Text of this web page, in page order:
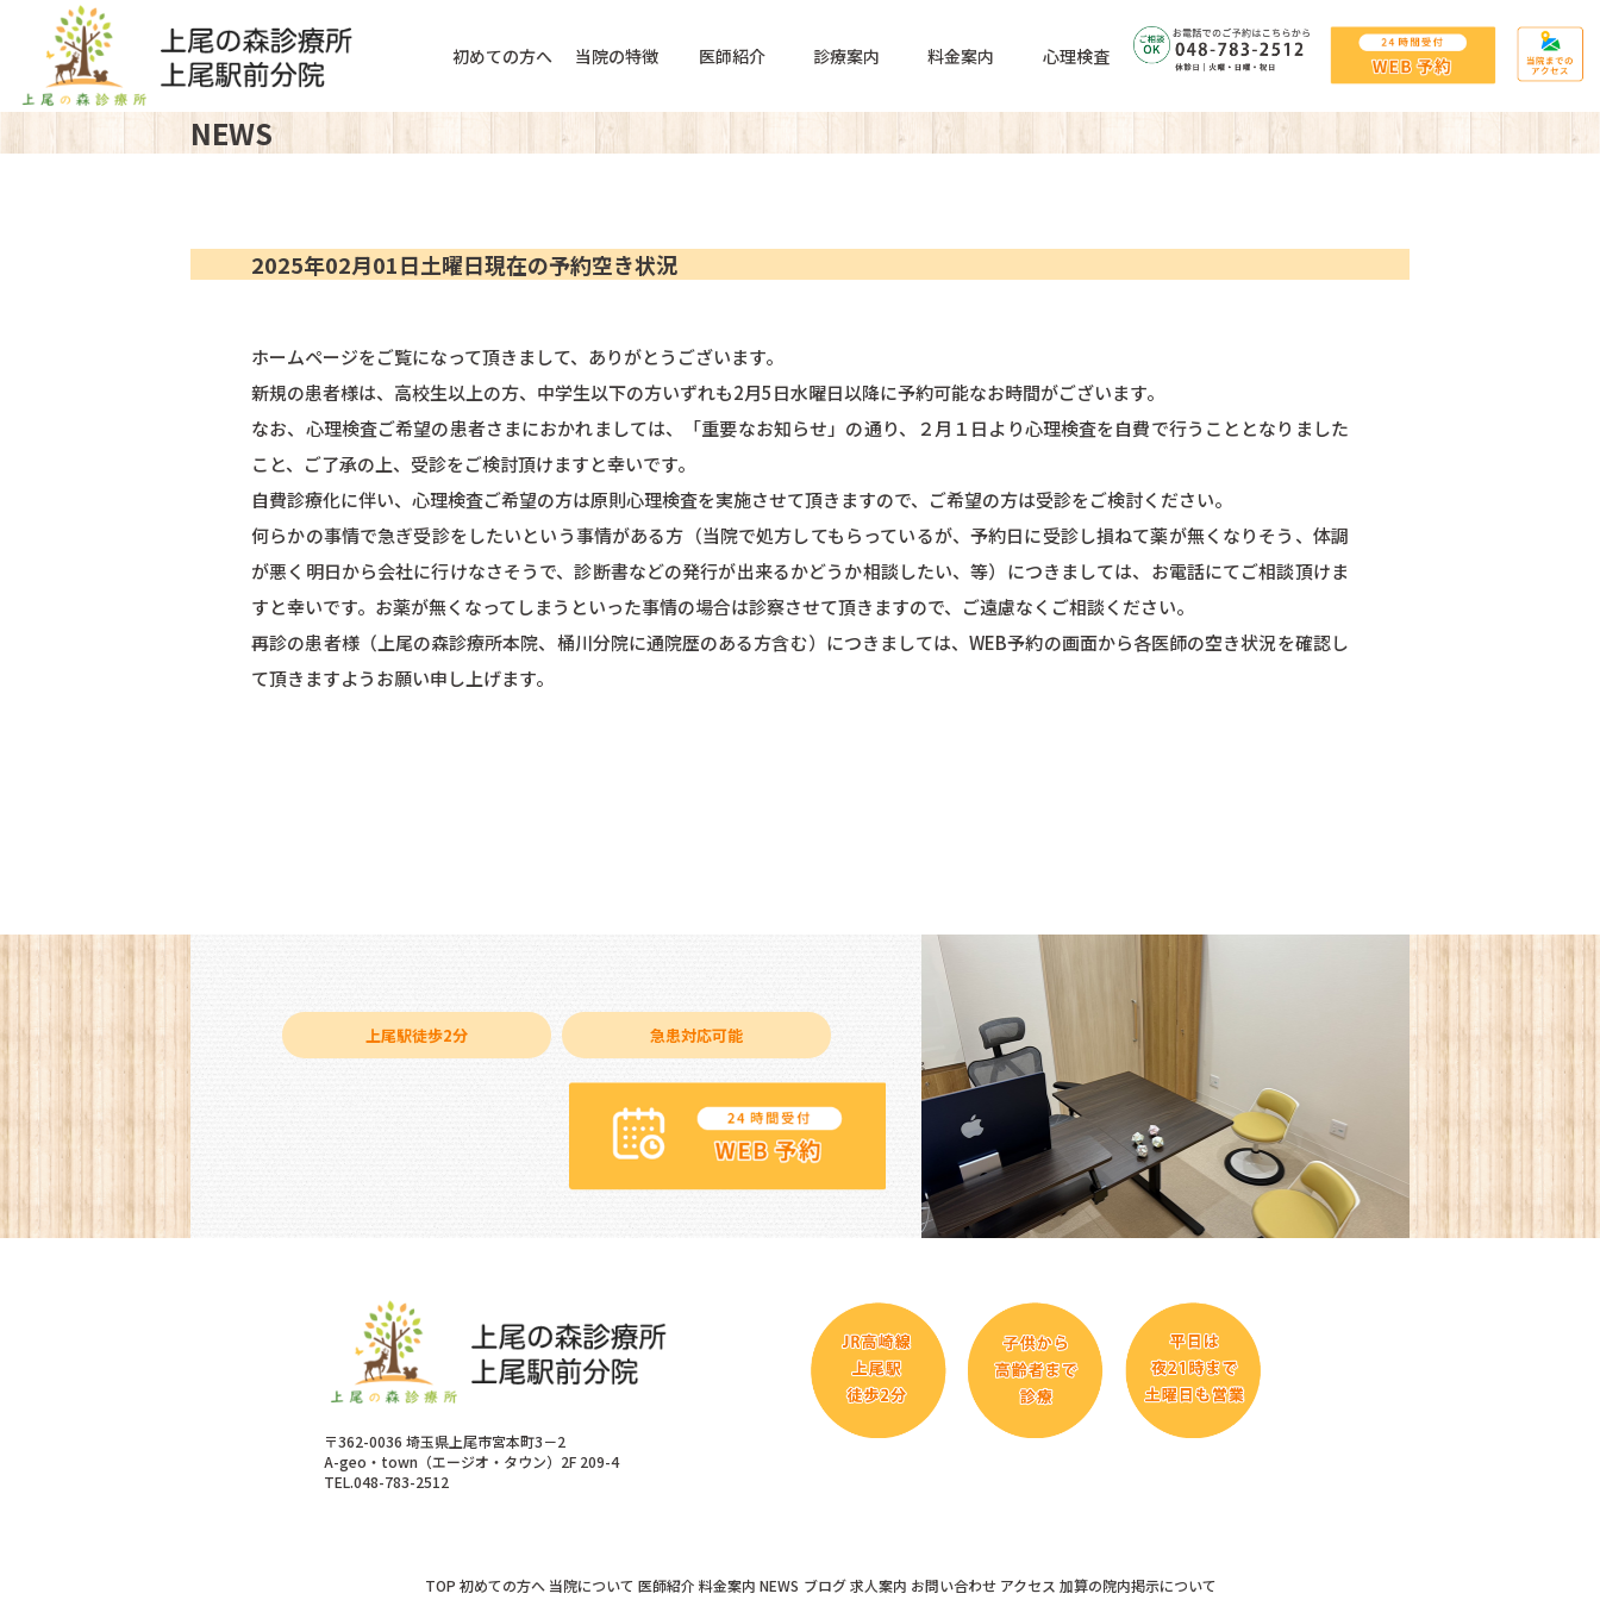
初めての方へ 当院の特徴 医師紹介 診療案内 料金案内 心理検査
NEWS
2025年02月01日土曜日現在の予約空き状況
ホームページをご覧になって頂きまして、ありがとうございます。
新規の患者様は、高校生以上の方、中学生以下の方いずれも2月5日水曜日以降に予約可能なお時間がございます。
なお、心理検査ご希望の患者さまにおかれましては、「重要なお知らせ」の通り、２月１日より心理検査を自費で行うこととなりました
こと、ご了承の上、受診をご検討頂けますと幸いです。
自費診療化に伴い、心理検査ご希望の方は原則心理検査を実施させて頂きますので、ご希望の方は受診をご検討ください。
何らかの事情で急ぎ受診をしたいという事情がある方（当院で処方してもらっているが、予約日に受診し損ねて薬が無くなりそう、体調
が悪く明日から会社に行けなさそうで、診断書などの発行が出来るかどうか相談したい、等）につきましては、お電話にてご相談頂けま
すと幸いです。お薬が無くなってしまうといった事情の場合は診察させて頂きますので、ご遠慮なくご相談ください。
再診の患者様（上尾の森診療所本院、桶川分院に通院歴のある方含む）につきましては、WEB予約の画面から各医師の空き状況を確認し
て頂きますようお願い申し上げます。
上尾駅徒歩2分 急患対応可能
〒362-0036 埼玉県上尾市宮本町3－2
A-geo・town（エージオ・タウン）2F 209-4
TEL.048-783-2512
TOP 初めての方へ 当院について 医師紹介 料金案内 NEWS ブログ 求人案内 お問い合わせ アクセス 加算の院内掲示について